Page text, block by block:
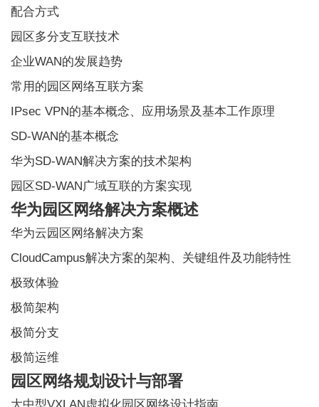
配合方式
园区多分支互联技术
企业WAN的发展趋势
常用的园区网络互联方案
IPsec VPN的基本概念、应用场景及基本工作原理
SD-WAN的基本概念
华为SD-WAN解决方案的技术架构
园区SD-WAN广域互联的方案实现
华为园区网络解决方案概述
华为云园区网络解决方案
CloudCampus解决方案的架构、关键组件及功能特性
极致体验
极简架构
极简分支
极简运维
园区网络规划设计与部署